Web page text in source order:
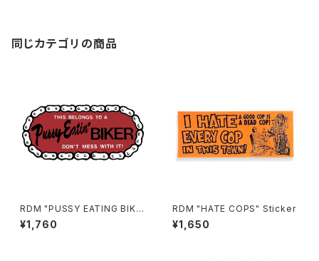
同じカテゴリの商品
RDM "PUSSY EATING BIKE
R" Reflective Sticker
¥1,760
RDM "HATE COPS" Sticker
¥1,650